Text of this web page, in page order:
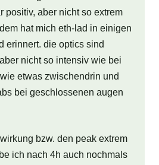
positiv, aber nicht so extrem
hat mich eth-lad in einigen
erinnert. die optics sind
nicht so intensiv wie bei
etwas zwischendrin und
bei geschlossenen augen
bzw. den peak extrem
ich nach 4h auch nochmals